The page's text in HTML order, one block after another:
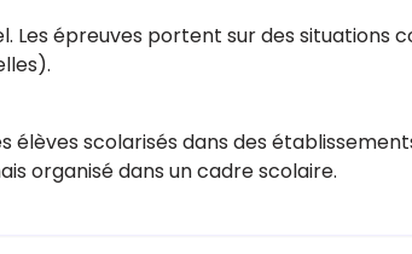
Les épreuves portent sur des situations
scolarisés dans des
organisé dans un cadre scolaire.